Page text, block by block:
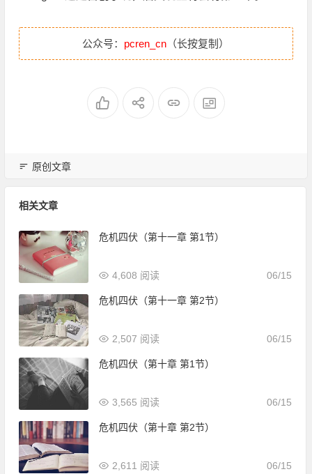
公众号： pcren_cn （长按复制）
原创文章
相关文章
危机四伏（第十一章 第1节）
06/15
4,608 阅读
危机四伏（第十一章 第2节）
06/15
2,507 阅读
危机四伏（第十章 第1节）
06/15
3,565 阅读
危机四伏（第十章 第2节）
06/15
2,611 阅读